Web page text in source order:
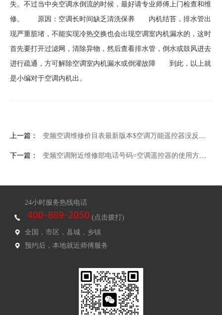
失。不过当中央空调水倒流的时候，最好请专业师傅上门检查和维
修。 原因：空调长时间缺乏清洗保养 内机结苔，排水管出
现严重脏堵，不能实现冷热交换也会出现空调室内机漏水的，这时
首先要打开过滤网，清除异物，然后查看排水管，倒水或鼓风进去
进行疏通，方可解除空调室内机漏水或倒灌故障 到此，以上就
是小编对于空调内机出。
上一篇： 变频空调维修价目表最新版本$空调万能遥控器没反应怎么设置-空调万能遥控器没反应设置方法
下一篇： 变频空调附近维修部电话号码=空调遥控器的使用方法是什么
24小时服务热线电话
(点击拨打)
全国，市区，县城，乡镇
预约后，本地就近师傅服务